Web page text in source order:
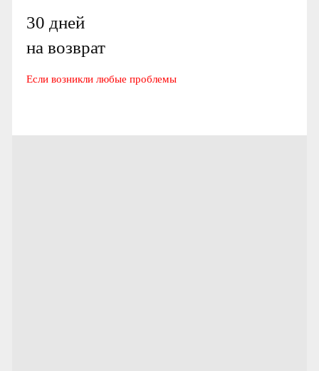
30 дней
на возврат
Если возникли любые проблемы